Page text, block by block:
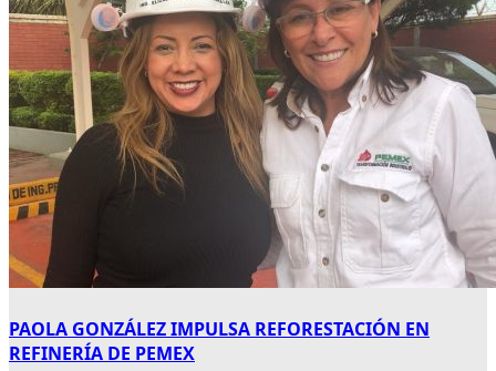
PAOLA GONZÁLEZ IMPULSA REFORESTACIÓN EN
REFINERÍA DE PEMEX